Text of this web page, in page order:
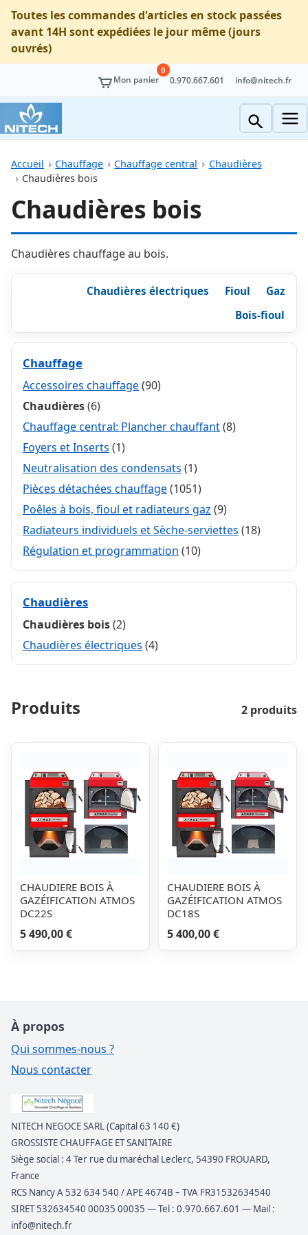
Toutes les commandes d'articles en stock passées
avant 14H sont expédiées le jour même (jours
ouvrés)
Mon panier
0
0.970.667.601 info@nitech.fr
Accueil Chauffage Chauffage central
Chaudières
Chaudières bois
Chaudières bois
Chaudières chauffage au bois.
Chaudières électriques Fioul
Gaz
Bois-fioul
Chauffage
Accessoires chauffage(90)
Chaudières(6)
Chauffage central: Plancher chauffant(8)
Foyers et Inserts (1)
Neutralisation des condensats (1)
Pièces détachées chauffage(1051)
Poêles à bois, fioul et radiateurs gaz (9)
Radiateurs individuels et Sèche-serviettes (18)
Régulation et programmation (10)
Chaudières
Chaudières bois(2)
Chaudières électriques (4)
Produits 2 produits
CHAUDIERE BOIS À
GAZÉIFICATION ATMOS
DC22S
5 490,00 €
CHAUDIERE BOIS À
GAZÉIFICATION ATMOS
DC18S
5 400,00 €
À propos
Qui sommes-nous ?
Nous contacter
NITECH NEGOCE SARL (Capital 63 140 €)
GROSSISTE CHAUFFAGE ET SANITAIRE
Siège social : 4 Ter rue du maréchal Leclerc, 54390 FROUARD,
France
RCS Nancy A 532 634 540 / APE 4674B – TVA FR31532634540
SIRET 532634540 00035 00035 — Tel : 0.970.667.601 — Mail :
info@nitech.fr